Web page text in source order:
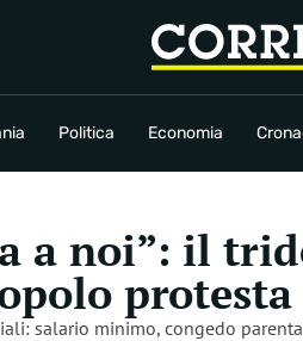
Politica Economia
Cronaca Irpinia
a noi”: il
protesta
salario minimo, congedo